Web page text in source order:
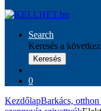
Search
Keresés a
Keresés
0
KezdőlapBarkács, otthon